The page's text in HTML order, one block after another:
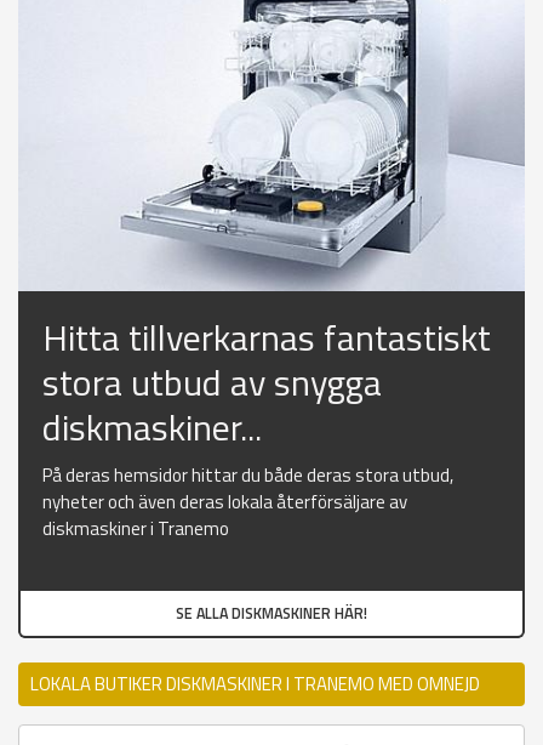
Hitta tillverkarnas fantastiskt
stora utbud av snygga
diskmaskiner...
På deras hemsidor hittar du både deras stora utbud,
nyheter och även deras lokala återförsäljare av
diskmaskiner i Tranemo
SE ALLA DISKMASKINER HÄR!
LOKALA BUTIKER DISKMASKINER I TRANEMO MED OMNEJD